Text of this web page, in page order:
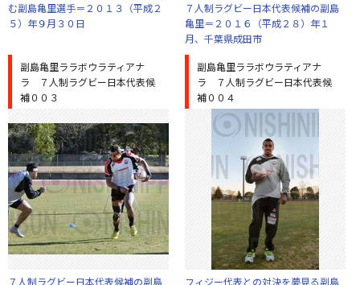
む副島亀里選手＝２０１３（平成２
５）年９月３０日
７人制ラグビー日本代表候補の副島
亀里＝２０１６（平成２８）年１
月、千葉県成田市
副島亀里ララボウラティアナ
ラ ７人制ラグビー日本代表候
補００３
７人制ラグビー日本代表候補の副島
副島亀里ララボウラティアナ
ラ ７人制ラグビー日本代表候
補００４
フィジー代表との対決を夢見る副島